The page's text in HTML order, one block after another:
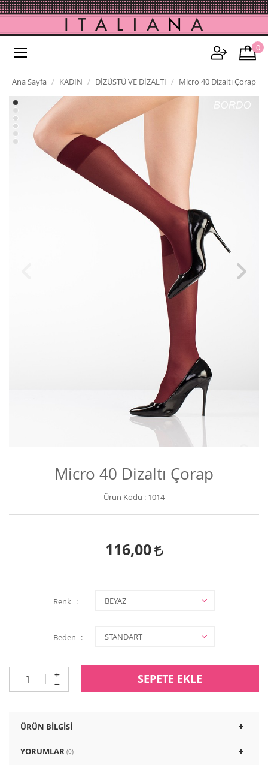
0
Ana Sayfa KADIN DİZÜSTÜ VE DİZALTI Micro 40 Dizaltı Çorap
Micro 40 Dizaltı Çorap
Ürün Kodu : 1014
116,00
Renk
Beden
SEPETE EKLE
ÜRÜN BILGISI
YORUMLAR (0)